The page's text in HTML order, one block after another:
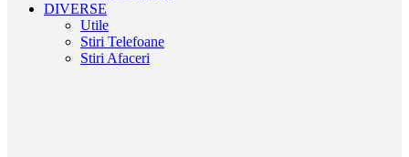
DIVERSE
Utile
Stiri Telefoane
Stiri Afaceri